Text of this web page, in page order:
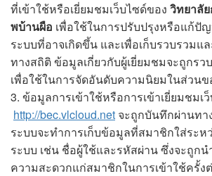
ที่เข้าใช้หรือเยี่ยมชมเว็บไซด์ของ วิทยาลั
พบ้านผือ เพื่อใช้ในการปรับปรุงหรือแก้ปั
ระบบที่อาจเกิดขึ้น และเพื่อเก็บรวบรวมแ
ทางสถิติ ข้อมูลเกี่ยวกับผู้เยี่ยมชมจะถูกร
เพื่อใช้ในการจัดอันดับความนิยมในส่วนข
3. ข้อมูลการเข้าใช้หรือการเข้าเยี่ยมชมเ
http://bec.vlcloud.net จะถูกบันทึกผ่านทา
ระบบจะทำการเก็บข้อมูลที่สมาชิกใส่ระห
ระบบ เช่น ชื่อผู้ใช้และรหัสผ่าน ซึ่งจะถูกน
ความสะดวกแก่สมาชิกในการเข้าใช้ครั้ง